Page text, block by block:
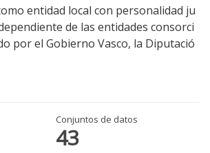
entidad local con personalidad ju
de las entidades consorci
por el Gobierno Vasco, la Diputació
Conjuntos de datos
43